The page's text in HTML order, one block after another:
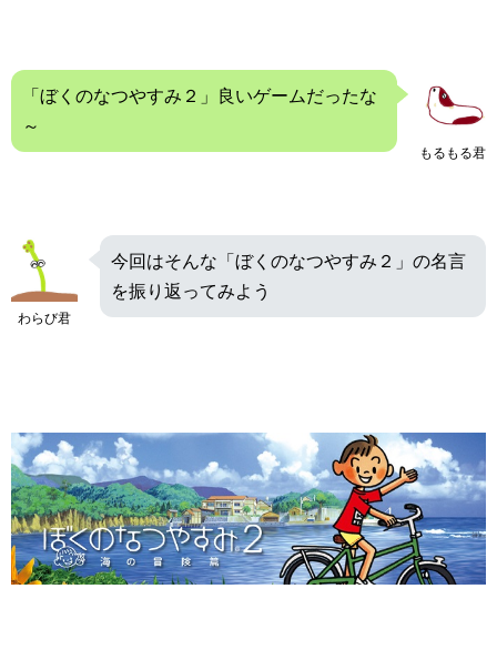
もるもる君
「ぼくのなつやすみ２」良いゲームだったな
～
わらび君
今回はそんな「ぼくのなつやすみ２」の名言
を振り返ってみよう